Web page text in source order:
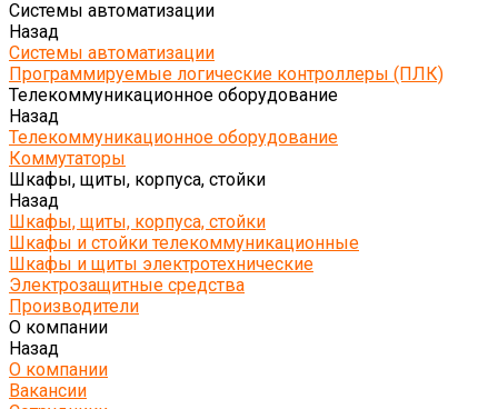
Системы автоматизации
Назад
Системы автоматизации
Программируемые логические контроллеры (ПЛК)
Телекоммуникационное оборудование
Назад
Телекоммуникационное оборудование
Коммутаторы
Шкафы, щиты, корпуса, стойки
Назад
Шкафы, щиты, корпуса, стойки
Шкафы и стойки телекоммуникационные
Шкафы и щиты электротехнические
Электрозащитные средства
Производители
О компании
Назад
О компании
Вакансии